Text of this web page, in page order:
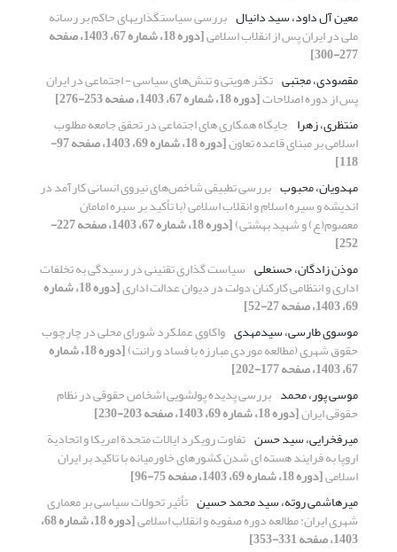
معین آل داود، سید دانیال بررسی سیاستگذاری‏های حاکم بر رسانه
ملی در ایران پس از انقلاب اسلامی [دوره 18، شماره 67، 1403، صفحه
277-300]
مقصودی، مجتبی تکثر هویتی و تنش‌های سیاسی - اجتماعی در ایران
پس از دوره اصلاحات[دوره 18، شماره 67، 1403، صفحه 253-276]
منتظری، زهرا جایگاه همکاری های اجتماعی در تحقق جامعه مطلوب
اسلامی بر مبنای قاعده تعاون [دوره 18، شماره 69، 1403، صفحه 97-
118]
مهدویان، محبوب بررسی تطبیقی شاخص‌های نیروی انسانی کارآمد در
اندیشه و سیره اسلام و انقلاب اسلامی (با تأکید بر سیره امامان
معصوم(ع) و شهید بهشتی) [دوره 18، شماره 67، 1403، صفحه 227-
252]
موذن زادگان، حسنعلی سیاست گذاری تقنینی در رسیدگی به تخلفات
اداری و انتظامی کارکنان دولت در دیوان عدالت اداری [دوره 18، شماره
69، 1403، صفحه 27-52]
موسوی طارسی، سیدمهدی واکاوی عملکرد شورای محلی در چارچوب
حقوق شهری (مطالعه موردی مبارزه با فساد و رانت) [دوره 18، شماره
67، 1403، صفحه 177-202]
موسی پور، محمد بررسی پدیده پولشویی اشخاص حقوقی در نظام
حقوقی ایران[دوره 18، شماره 69، 1403، صفحه 203-230]
میرفخرایی، سید حسن تفاوت رویکرد ایالات متحدة امریکا و اتحادیة
اروپا به فرایند هسته ای شدن کشورهای خاورمیانه با تاکید بر ایران
اسلامی[دوره 18، شماره 69، 1403، صفحه 75-96]
میرهاشمی روته، سید محمد حسین تأثیر تحولات سیاسی بر معماری
شهری ایران: مطالعه دوره صفویه و انقلاب اسلامی [دوره 18، شماره 68،
1403، صفحه 331-353]